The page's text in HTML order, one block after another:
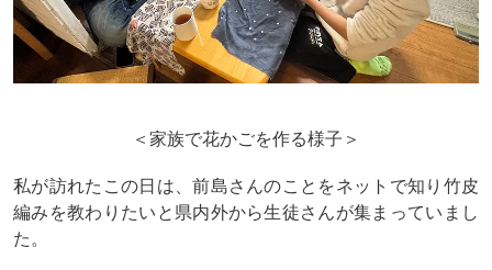
＜家族で花かごを作る様子＞
私が訪れたこの日は、前島さんのことをネットで知り竹皮
編みを教わりたいと県内外から生徒さんが集まっていまし
た。